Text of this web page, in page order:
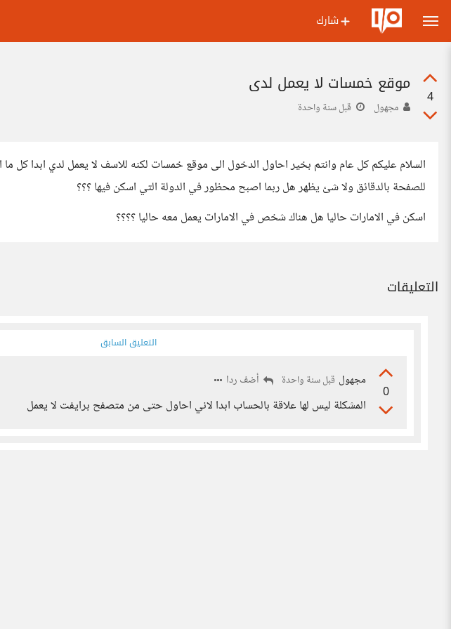
شارك
4
موقع خمسات لا يعمل لدي
مجهول قبل سنة واحدة
للصفحة بالدقائق ولا شئ يظهر هل ربما اصبح محظور في الدولة التي اسكن فيها ؟؟؟
اسكن في الامارات حاليا هل هناك شخص في الامارات يعمل معه حاليا ؟؟؟؟
التعليقات
التعليق السابق
0
مجهول قبل سنة واحدة أضف ردا
المشكلة ليس لها علاقة بالحساب ابدا لاني احاول حتى من متصفح برايفت لا يعمل